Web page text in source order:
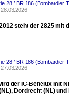
28 / BR 186 (Bombardier
steht der 2825 mit
28 / BR 186 (Bombardier
der IC-Benelux mit
Dordrecht (NL) und